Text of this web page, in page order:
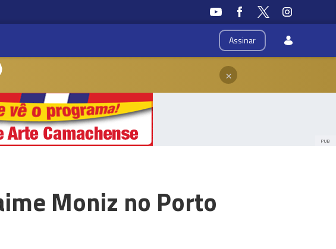
Assinar
×
PUB
Moniz no Porto